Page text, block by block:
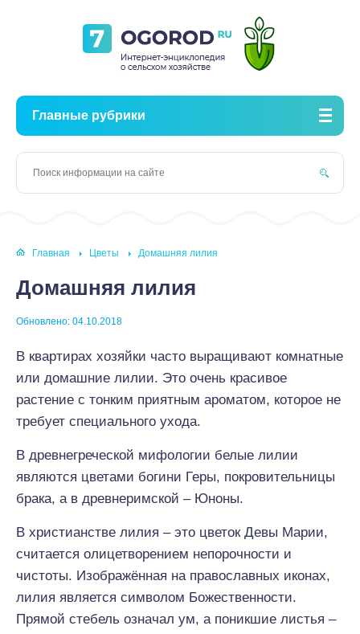
Главные рубрики
Главная Цветы Домашняя лилия
Домашняя лилия
Обновлено: 04.10.2018
В квартирах хозяйки часто выращивают комнатные
или домашние лилии. Это очень красивое
растение с тонким приятным ароматом, которое не
требует специального ухода.
В древнегреческой мифологии белые лилии
являются цветами богини Геры, покровительницы
брака, а в древнеримской – Юноны.
В христианстве лилия – это цветок Девы Марии,
считается олицетворением непорочности и
чистоты. Изображённая на православных иконах,
лилия является символом Божественности.
Прямой стебель означал ум, а поникшие листья –